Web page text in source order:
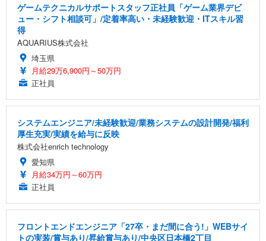
ゲームテクニカルサポートスタッフ正社員「ゲーム業界デビ
ュー・シフト相談可」/定着率高い・未経験歓迎・ITスキル習
得
AQUARIUS株式会社
埼玉県
月給29万6,900円～50万円
正社員
システムエンジニア/未経験歓迎/業務システムの設計開発/福利
厚生充実/実績を給与に反映
株式会社enrich technology
愛知県
月給34万円～60万円
正社員
フロントエンドエンジニア「27卒・まだ間に合う!」WEBサイ
トの実装/賞与あり/昇給賞与あり/中央区日本橋2丁目